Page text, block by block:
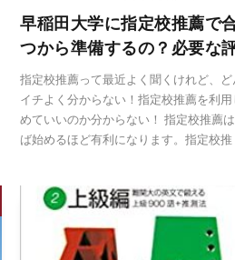
早稲田大学に指定校推薦で
つから準備するの？必要な
指定校推薦って最近よく聞くけれど、
イチよく分からない！指定校推薦を利
めていいのか分からない！ 指定校推薦
ば始めるほど有利になります。指定校